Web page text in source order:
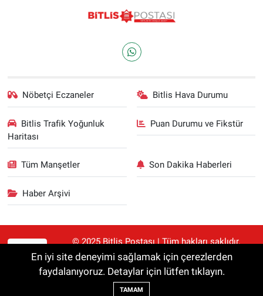
Nöbetçi Eczaneler Bitlis Hava Durumu
Bitlis Trafik Yoğunluk
Haritası
Puan Durumu ve Fikstür
Tüm Manşetler Son Dakika Haberleri
Haber Arşivi
© 2025 Bitlis Postası | Tüm hakları saklıdır.
Haberler kaynak gösterilmeden alıntılanamaz.
Haber Yazılımı:TE Bilişim
En iyi site deneyimi sağlamak için çerezlerden
faydalanıyoruz. Detaylar için lütfen tıklayın.
TAMAM